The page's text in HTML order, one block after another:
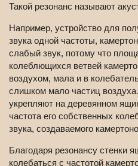
Такой резонанс называют
Например, устройство для
звука одной частоты,
слабый звук, потому что
колеблющихся ветвей
воздухом, мала и в
слишком мало частиц
укрепляют на деревянном
частота его собственных
звука, создаваемого
Благодаря резонансу стенки
колебаться с частотой